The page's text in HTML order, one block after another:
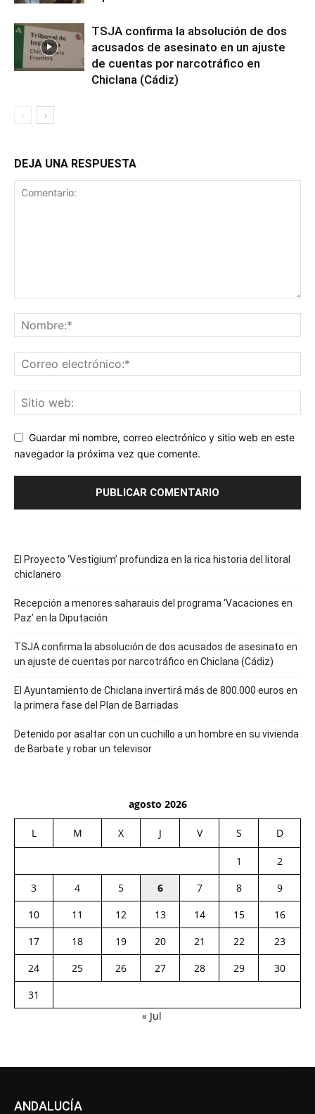
TSJA confirma la absolución de dos
acusados de asesinato en un ajuste
de cuentas por narcotráfico en
Chiclana (Cádiz)
DEJA UNA RESPUESTA
Guardar mi nombre, correo electrónico y sitio web en este
navegador la próxima vez que comente.
El Proyecto ‘Vestigium’ profundiza en la rica historia del litoral
chiclanero
Recepción a menores saharauis del programa ‘Vacaciones en
Paz’ en la Diputación
TSJA confirma la absolución de dos acusados de asesinato en
un ajuste de cuentas por narcotráfico en Chiclana (Cádiz)
El Ayuntamiento de Chiclana invertirá más de 800.000 euros en
la primera fase del Plan de Barriadas
Detenido por asaltar con un cuchillo a un hombre en su vivienda
de Barbate y robar un televisor
agosto 2026
L M X J V S D
1
2
3
4 5 6 7 8
9
10
11 12 13 14 15
16
17
18 19 20 21 22
23
24
25 26 27 28 29
30
31
« Jul
ANDALUCÍA